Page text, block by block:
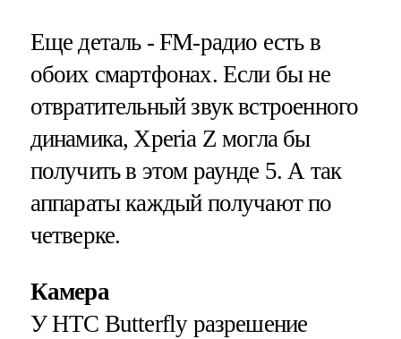
Еще деталь - FM-радио есть в
обоих смартфонах. Если бы не
отвратительный звук встроенного
динамика, Xperia Z могла бы
получить в этом раунде 5. А так
аппараты каждый получают по
четверке.
Камера
У HTC Butterfly разрешение